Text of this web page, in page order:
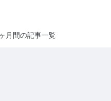
月間の記事一覧